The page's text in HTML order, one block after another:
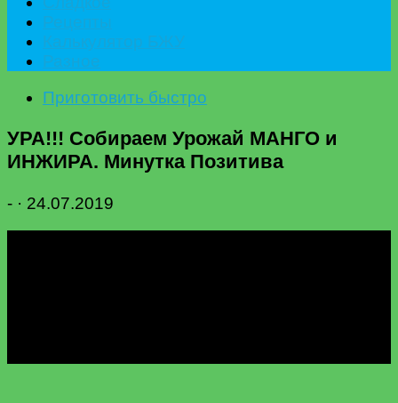
Приготовить быстро
УРА!!! Собираем Урожай МАНГО и
ИНЖИРА. Минутка Позитива
- · 24.07.2019